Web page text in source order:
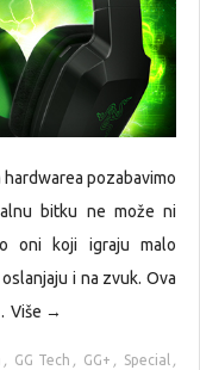
hardwarea pozabavimo
bitku ne može ni
oni koji igraju malo
i na zvuk. Ova
Više →
, GG Tech , GG+ , Special ,